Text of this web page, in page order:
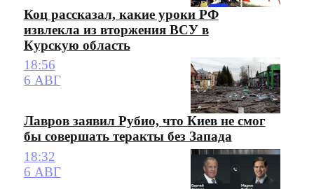
Коц рассказал, какие уроки РФ
извлекла из вторжения ВСУ в
Курскую область
18:56
6 АВГ
Лавров заявил Рубио, что Киев не смог
бы совершать теракты без Запада
18:32
6 АВГ